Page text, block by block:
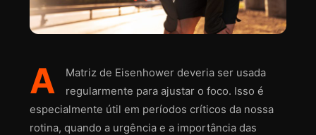
A
Matriz de Eisenhower deveria ser usada
regularmente para ajustar o foco. Isso é
especialmente útil em períodos críticos da nossa
rotina, quando a urgência e a importância das